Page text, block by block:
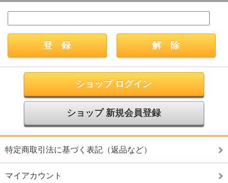
ショップ ログイン
ショップ 新規会員登録
特定商取引法に基づく表記（返品など）
マイアカウント